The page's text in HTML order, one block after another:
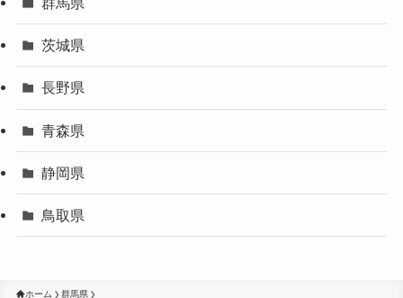
茨城県
長野県
青森県
静岡県
鳥取県
ホーム 群馬県